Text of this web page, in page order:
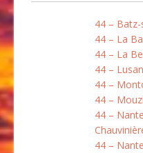
44 –
44 – La
44 – La
44 –
44 –
44 –
44 –
44 –